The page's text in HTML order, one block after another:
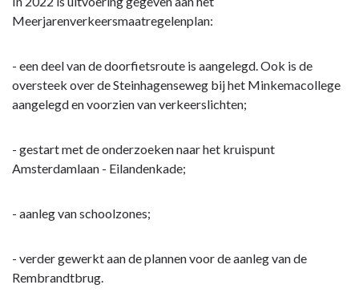
Woerden
met
deze
bereikt?
naar
bereikbaar
Wat
Meerjarenverkeersmaatregelenplan:
- een deel van de doorfietsroute is aangelegd. Ook is de
oversteek over de Steinhagenseweg bij het Minkemacollege
aangelegd en voorzien van verkeerslichten;
- gestart met de onderzoeken naar het kruispunt
Amsterdamlaan - Eilandenkade;
- aanleg van schoolzones;
- verder gewerkt aan de plannen voor de aanleg van de
Rembrandtbrug.